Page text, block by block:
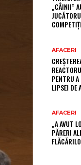
„CÂINII”
AFACERI
PENTRU
LIPSEI DE
AFACERI
„A AVUT
PĂRERI